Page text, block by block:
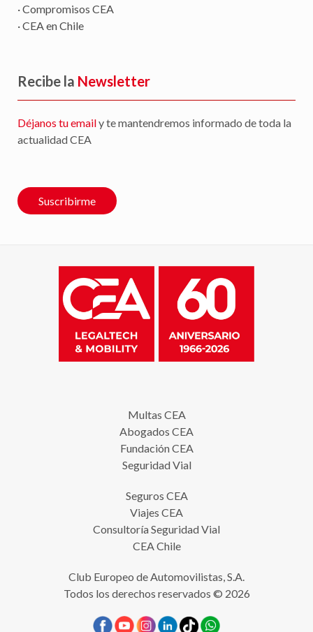
· Compromisos CEA
· CEA en Chile
Recibe la Newsletter
Déjanos tu emaily te mantendremos informado de toda la
actualidad CEA
Suscribirme
Multas CEA
Abogados CEA
Fundación CEA
Seguridad Vial
Seguros CEA
Viajes CEA
Consultoría Seguridad Vial
CEA Chile
Club Europeo de Automovilistas, S.A.
Todos los derechos reservados © 2026